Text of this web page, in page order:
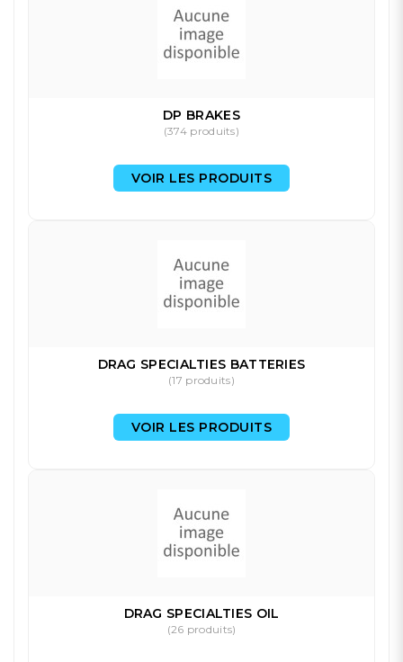
DP BRAKES
(374 produits)
VOIR LES PRODUITS
DRAG SPECIALTIES BATTERIES
(17 produits)
VOIR LES PRODUITS
DRAG SPECIALTIES OIL
(26 produits)